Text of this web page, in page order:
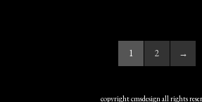
1 2 →
copyright cmsdesign all rights